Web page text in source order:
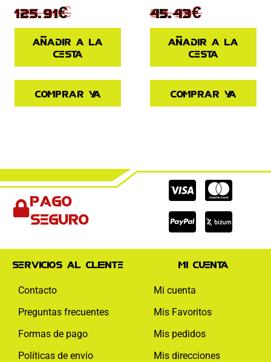
139.90€
125.91€
Añadir a la
cesta
Comprar ya
64.90€
45.43€
Añadir a la
cesta
Comprar ya
Pago
seguro
Cc-
visa
Cc-
Cc-
paypal
Servicios al cliente
Contacto
Preguntas frecuentes
Formas de pago
Políticas de envío
Mi cuenta
Mi cuenta
Mis Favoritos
Mis pedidos
Mis direcciones